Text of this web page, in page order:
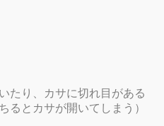
たり、カサに切れ目がある
るとカサが開いてしまう）